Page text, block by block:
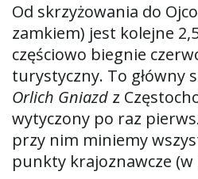
Od skrzyżowania do
zamkiem) jest kolejne
częściowo biegnie
turystyczny. To główny
Orlich Gniazd z
wytyczony po raz
przy nim miniemy
punkty krajoznawcze (w